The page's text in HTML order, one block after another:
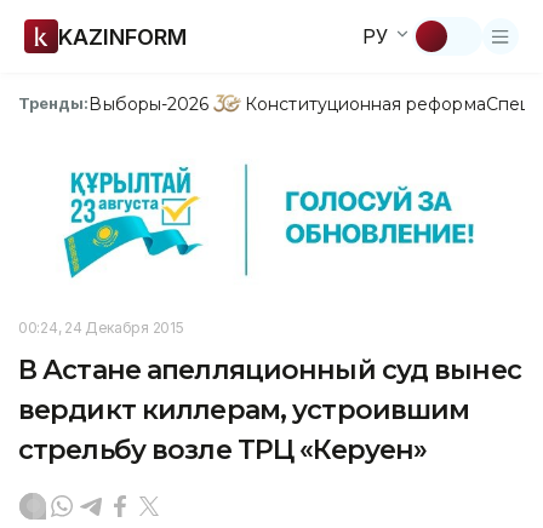
KAZINFORM РУ
Тренды:Выборы-2026 Конституционная реформа
00:24, 24 Декабря 2015
В Астане апелляционный суд вынес
вердикт киллерам, устроившим
стрельбу возле ТРЦ «Керуен»